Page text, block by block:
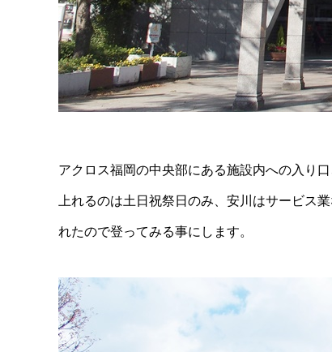
アクロス福岡の中央部にある施設内への入り
上れるのは土日祝祭日のみ、安川はサービス
れたので登ってみる事にします。